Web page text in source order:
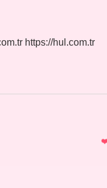
https://hul.com.tr